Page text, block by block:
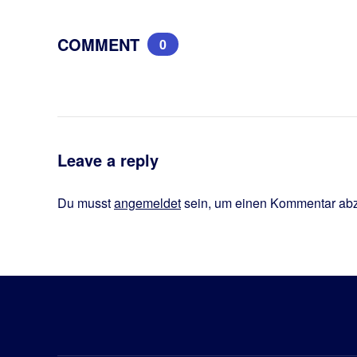
COMMENT 0
Leave a reply
Du musstangemeldetsein, um einen Kommentar